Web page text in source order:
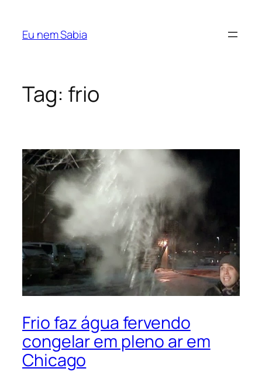
Eu nem Sabia
Tag: frio
Frio faz água fervendo
congelar em pleno ar em
Chicago